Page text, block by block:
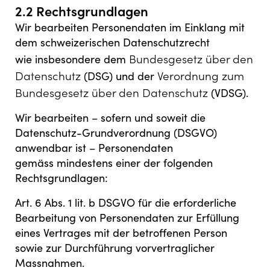
2.2 Rechtsgrundlagen
Wir bearbeiten Personendaten im Einklang mit
dem schweizerischen Datenschutzrecht
wie insbesondere dem Bundesgesetz über den
Datenschutz (DSG) und der Verordnung zum
Bundesgesetz über den Datenschutz (VDSG).
Wir bearbeiten – sofern und soweit die
Datenschutz-Grundverordnung (DSGVO)
anwendbar ist – Personendaten
gemäss mindestens einer der folgenden
Rechtsgrundlagen:
Art. 6 Abs. 1 lit. b DSGVO für die erforderliche
Bearbeitung von Personendaten zur Erfüllung
eines Vertrages mit der betroffenen Person
sowie zur Durchführung vorvertraglicher
Massnahmen.